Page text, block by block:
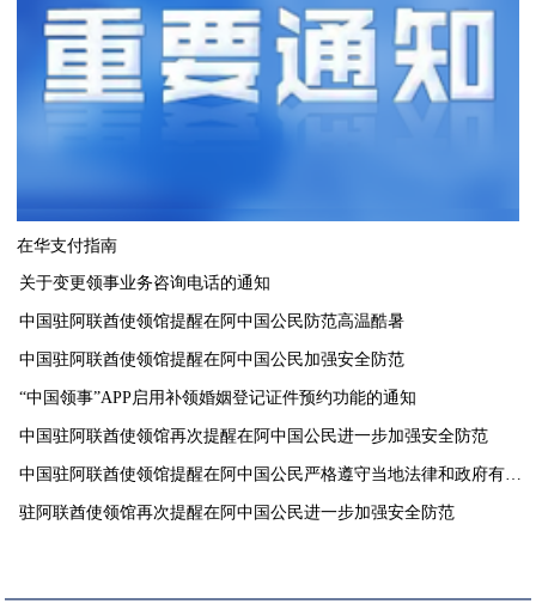
在华支付指南
关于变更领事业务咨询电话的通知
中国驻阿联酋使领馆提醒在阿中国公民防范高温酷暑
中国驻阿联酋使领馆提醒在阿中国公民加强安全防范
“中国领事”APP启用补领婚姻登记证件预约功能的通知
中国驻阿联酋使领馆再次提醒在阿中国公民进一步加强安全防范
中国驻阿联酋使领馆提醒在阿中国公民严格遵守当地法律和政府有关
要求
驻阿联酋使领馆再次提醒在阿中国公民进一步加强安全防范